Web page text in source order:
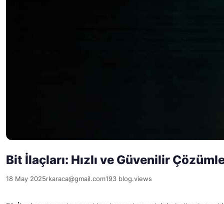
Bit İlaçları: Hızlı ve Güvenilir
18 May 2025rkaraca@gmail.com193 blog.views